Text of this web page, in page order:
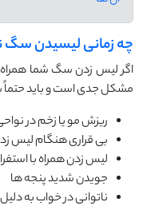
چه زمانی لیسیدن
اگر لیس زدن سگ شما همراه
مشکل جدی است و باید حتماً
ریزش مو یا زخم در
بی قراری هنگام لیس
لیس زدن همراه با
جویدن شدید پنجه ها
ناتوانی در خواب به